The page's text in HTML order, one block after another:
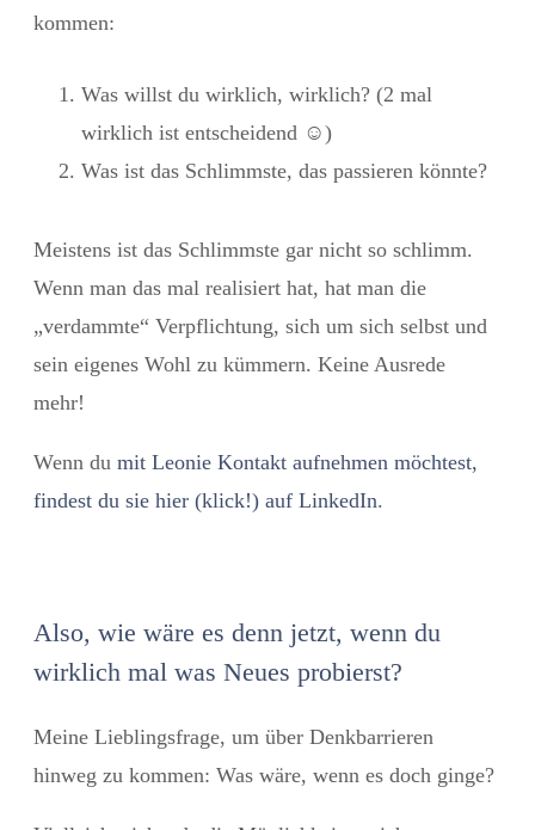
kommen:
Was willst du wirklich, wirklich? (2 mal
wirklich ist entscheidend ☺)
Was ist das Schlimmste, das passieren könnte?
Meistens ist das Schlimmste gar nicht so schlimm.
Wenn man das mal realisiert hat, hat man die
„verdammte“ Verpflichtung, sich um sich selbst und
sein eigenes Wohl zu kümmern. Keine Ausrede
mehr!
Wenn du mit Leonie Kontakt aufnehmen möchtest,
findest du sie hier (klick!) auf LinkedIn.
Also, wie wäre es denn jetzt, wenn du
wirklich mal was Neues probierst?
Meine Lieblingsfrage, um über Denkbarrieren
hinweg zu kommen: Was wäre, wenn es doch ginge?